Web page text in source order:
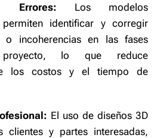
Errores: Los modelos
permiten identificar y corregir
o incoherencias en las fases
lo que reduce
los costos y el tiempo de
El uso de diseños 3D
clientes y partes interesadas,